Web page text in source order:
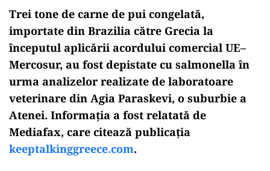
Trei tone de carne de pui congelată,
importate din Brazilia către Grecia la
începutul aplicării acordului comercial UE–
Mercosur, au fost depistate cu salmonella în
urma analizelor realizate de laboratoare
veterinare din Agia Paraskevi, o suburbie a
Atenei. Informația a fost relatată de
Mediafax, care citează publicația
keeptalkinggreece.com.